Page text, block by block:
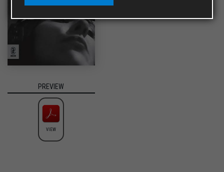
PREVIEW
VIEW